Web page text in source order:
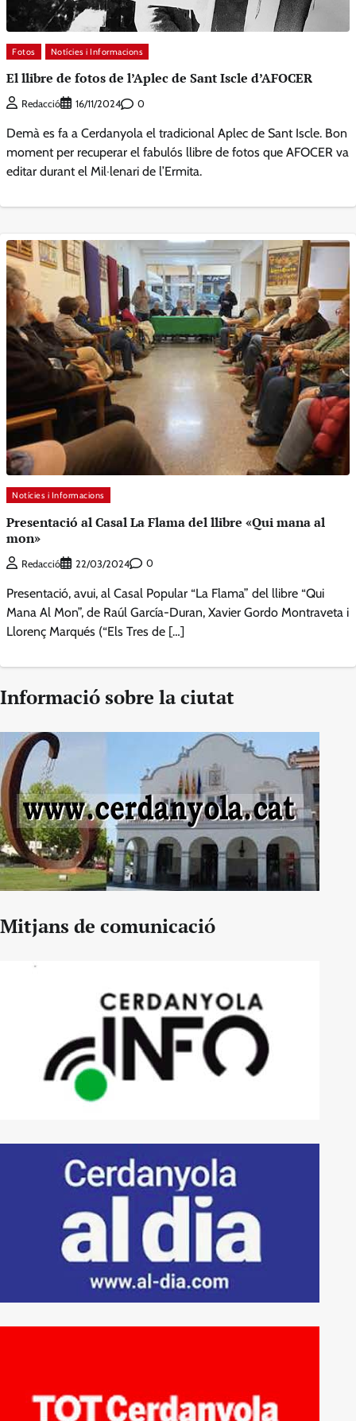
Fotos Notícies i Informacions
El llibre de fotos de l’Aplec de Sant Iscle d’AFOCER
Redacció 16/11/2024 0
Demà es fa a Cerdanyola el tradicional Aplec de Sant Iscle. Bon
moment per recuperar el fabulós llibre de fotos que AFOCER va
editar durant el Mil·lenari de l’Ermita.
Notícies i Informacions
Presentació al Casal La Flama del llibre «Qui mana al
mon»
Redacció 22/03/2024 0
Presentació, avui, al Casal Popular “La Flama” del llibre “Qui
Mana Al Mon”, de Raúl García-Duran, Xavier Gordo Montraveta i
Llorenç Marqués (“Els Tres de […]
Informació sobre la ciutat
Mitjans de comunicació